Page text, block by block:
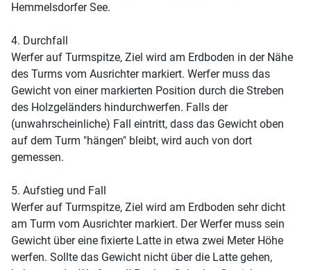
Hemmelsdorfer See.
4. Durchfall
Werfer auf Turmspitze, Ziel wird am Erdboden in der Nähe
des Turms vom Ausrichter markiert. Werfer muss das
Gewicht von einer markierten Position durch die Streben
des Holzgeländers hindurchwerfen. Falls der
(unwahrscheinliche) Fall eintritt, dass das Gewicht oben
auf dem Turm "hängen" bleibt, wird auch von dort
gemessen.
5. Aufstieg und Fall
Werfer auf Turmspitze, Ziel wird am Erdboden sehr dicht
am Turm vom Ausrichter markiert. Der Werfer muss sein
Gewicht über eine fixierte Latte in etwa zwei Meter Höhe
werfen. Sollte das Gewicht nicht über die Latte gehen,